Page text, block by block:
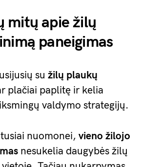
mitų apie žilų
paneigimas
su žilų plaukų
plačiai paplitę ir kelia
valdymo strategijų.
nuomonei, vieno žilojo
nesukelia daugybės žilų